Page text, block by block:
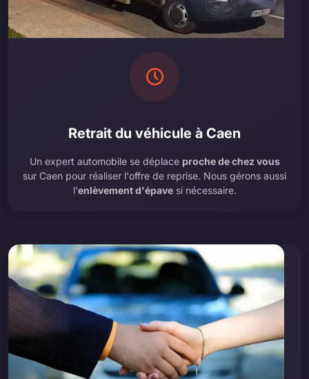
Retrait du véhicule à Caen
Un expert automobile se déplace proche de chez vous
sur Caen pour réaliser l'offre de reprise. Nous gérons aussi
l'enlèvement d'épavesi nécessaire.